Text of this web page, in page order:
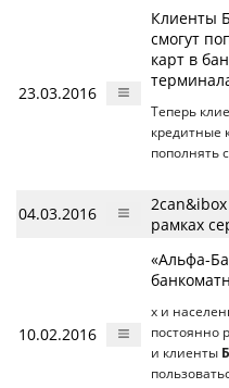
23.03.2016
Клиенты
смогут
карт в
Теперь
кредитные
пополнять
04.03.2016
рамках
10.02.2016
«Альфа-
х и
постоянно
и клиенты